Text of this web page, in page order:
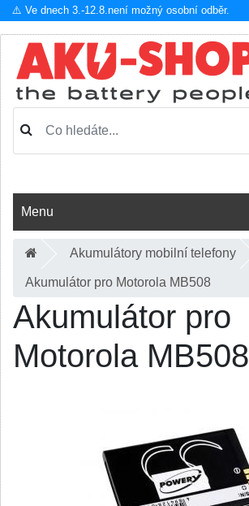
⚠️ Ve dnech 3.-12.8.není možný osobní odběr.
Menu
Akumulátory mobilní telefony
Akumulátor pro Motorola MB508
Akumulátor pro
Motorola MB508